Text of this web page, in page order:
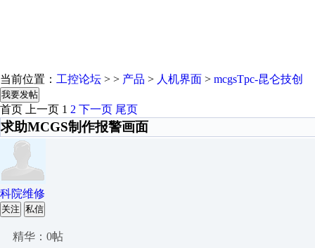
当前位置： 工控论坛 > > 产品 > 人机界面 > mcgsTpc-昆仑技创
我要发帖
首页 上一页 1 2 下一页 尾页
求助MCGS制作报警画面
科院维修
关注 私信
精华：0帖